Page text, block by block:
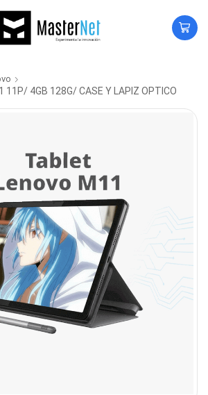
11P/ 4GB 128G/ CASE Y LAPIZ OPTICO